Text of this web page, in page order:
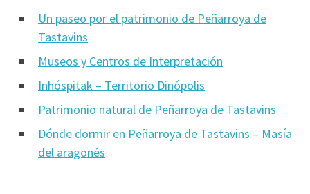
Un paseo por el patrimonio de Peñarroya de
Tastavins
Museos y Centros de Interpretación
Inhóspitak – Territorio Dinópolis
Patrimonio natural de Peñarroya de Tastavins
Dónde dormir en Peñarroya de Tastavins – Masía
del aragonés